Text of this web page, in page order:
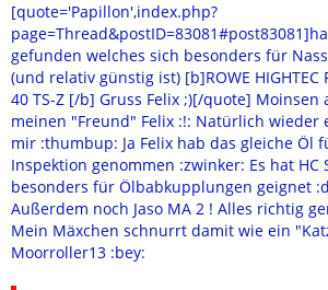
[quote='Papillon',index.php?
gefunden welches sich besonders für
(und relativ günstig ist) [b]ROWE HIGHTEC
40 TS-Z [/b] Gruss Felix ;)[/quote] Moinsen
meinen "Freund" Felix :!: Natürlich wieder
mir :thumbup: Ja Felix hab das gleiche Öl
Inspektion genommen :zwinker: Es hat HC
besonders für Ölbabkupplungen geignet
Außerdem noch Jaso MA 2 ! Alles richtig
Mein Mäxchen schnurrt damit wie ein
Moorroller13 :bey: